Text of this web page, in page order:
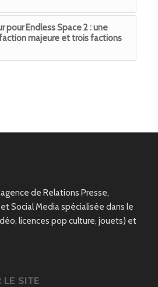
pour Endless Space 2 : une
majeure et trois factions
de Relations Presse,
Social Media spécialisée dans le
licences pop culture, jouets) et
LE SITE